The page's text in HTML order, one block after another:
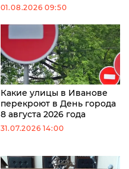
01.08.2026 09:50
Какие улицы в Иванове
перекроют в День города
8 августа 2026 года
31.07.2026 14:00